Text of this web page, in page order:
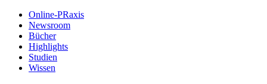
Online-PRaxis
Newsroom
Bücher
Highlights
Studien
Wissen